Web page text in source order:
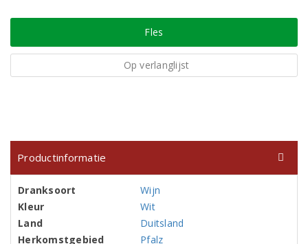
Fles
Op verlanglijst
Productinformatie
Dranksoort
Wijn
Kleur
Wit
Land
Duitsland
Herkomstgebied
Pfalz